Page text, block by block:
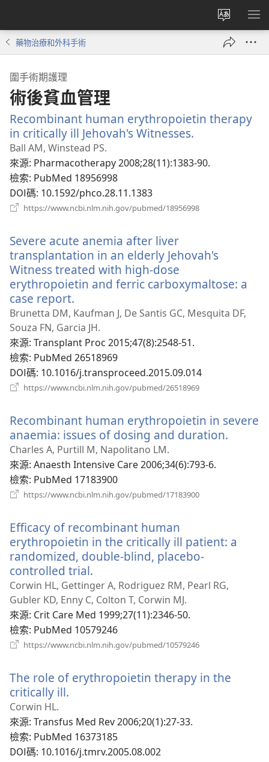
更
改
網
顯
藥物治療和外科手術
圍手術期護理
術後貧血管理
Recombinant human erythropoietin therapy
in critically ill Jehovah's Witnesses.
新
Ball AM, Winstead PS.
來源‎: Pharmacotherapy 2008;28(11):1383-90.
檢索‎: PubMed 18956998
DOI碼‎: 10.1592/phco.28.11.1383
https://www.ncbi.nlm.nih.gov/pubmed/18956998
窗）
Severe acute anemia after liver
transplantation in an elderly Jehovah's
Witness treated with high-dose
erythropoietin and ferric carboxymaltose: a
case report.
啟
新
視
窗）
Brunetta DM, Kaufman J, De Santis GC, Mesquita DF,
Souza FN, Garcia JH.
來源‎: Transplant Proc 2015;47(8):2548-51.
檢索‎: PubMed 26518969
DOI碼‎: 10.1016/j.transproceed.2015.09.014
https://www.ncbi.nlm.nih.gov/pubmed/26518969
視
窗）
Recombinant human erythropoietin in severe
anaemia: issues of dosing and duration.
Charles A, Purtill M, Napolitano LM.
來源‎: Anaesth Intensive Care 2006;34(6):793-6.
檢索‎: PubMed 17183900
https://www.ncbi.nlm.nih.gov/pubmed/17183900
窗）
Efficacy of recombinant human
erythropoietin in the critically ill patient: a
randomized, double-blind, placebo-
controlled trial.
啟
新
視
窗）
Corwin HL, Gettinger A, Rodriguez RM, Pearl RG,
Gubler KD, Enny C, Colton T, Corwin MJ.
來源‎: Crit Care Med 1999;27(11):2346-50.
檢索‎: PubMed 10579246
https://www.ncbi.nlm.nih.gov/pubmed/10579246
視
The role of erythropoietin therapy in the
critically ill.
新
視
窗）
Corwin HL.
來源‎: Transfus Med Rev 2006;20(1):27-33.
檢索‎: PubMed 16373185
DOI碼‎: 10.1016/j.tmrv.2005.08.002